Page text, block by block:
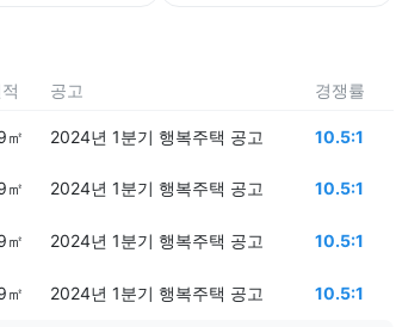
공고 경쟁률
㎡ 2024년 1분기 행복주택 공고 10.5:1
㎡ 2024년 1분기 행복주택 공고 10.5:1
㎡ 2024년 1분기 행복주택 공고 10.5:1
㎡ 2024년 1분기 행복주택 공고 10.5:1